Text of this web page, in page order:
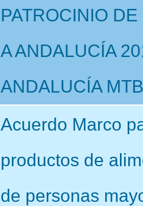
PATROCINIO
A ANDALUCÍA
ANDALUCÍA
Acuerdo Marco
productos de
de personas